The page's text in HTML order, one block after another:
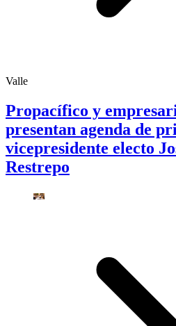
Valle
Propacífico y
presentan agenda de
vicepresidente electo
Restrepo